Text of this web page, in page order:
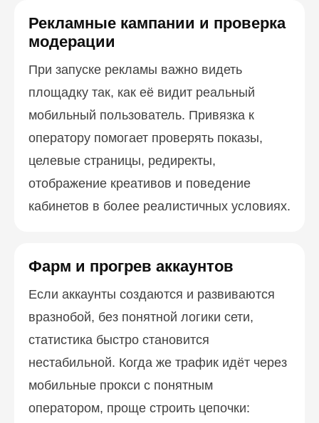
Рекламные кампании и проверка
модерации
При запуске рекламы важно видеть
площадку так, как её видит реальный
мобильный пользователь. Привязка к
оператору помогает проверять показы,
целевые страницы, редиректы,
отображение креативов и поведение
кабинетов в более реалистичных условиях.
Фарм и прогрев аккаунтов
Если аккаунты создаются и развиваются
вразнобой, без понятной логики сети,
статистика быстро становится
нестабильной. Когда же трафик идёт через
мобильные прокси с понятным
оператором, проще строить цепочки: